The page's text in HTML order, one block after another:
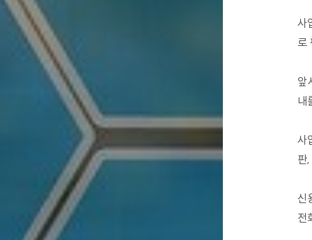
사
로
앞
내
사
판
신
전